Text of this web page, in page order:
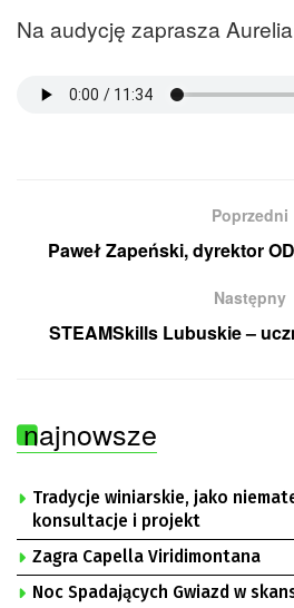
Na audycję zaprasza
Poprzedni
Paweł Zapeński, dyrektor
Następny
STEAMSkills Lubuskie –
najnowsze
Tradycje winiarskie, jako
konsultacje i projekt
Zagra Capella Viridimontana
Noc Spadających Gwiazd w